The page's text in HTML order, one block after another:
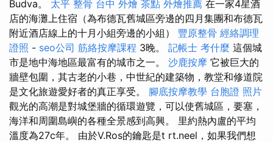
Budva。 太平 整骨 台中 外燴 茶點 外燴推薦 在一家4星酒
店的海灘上住宿（為布德瓦舊城區旁邊的四月集團和布德瓦
附近酒店線上的十月小組旁邊的小組） 豐原整骨 經絡調理
證照 - seo公司 筋絡按摩課程 3晚。 記帳士 考什麼 這個城
市是地中海地區最富有的城市之一。 沙鹿按摩 它被巨大的
牆壁包圍，其古老的小巷，中世紀的建築物，教堂和修道院
是文化旅遊愛好者的真正享受。 腳底按摩教學 台胞證 照片
觀光的高潮是對城堡牆的循環遊覽，可以使舊城區，要塞，
海洋和周圍島嶼的各種全景感到高興。 里約熱內盧的平均
溫度為27c年。 由於V.Ros的鑰匙是t rt.neel，如果我們想